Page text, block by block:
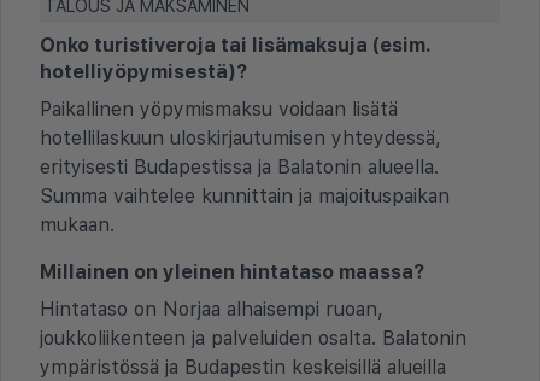
TALOUS JA MAKSAMINEN
Onko turistiveroja tai lisämaksuja (esim.
hotelliyöpymisestä)?
Paikallinen yöpymismaksu voidaan lisätä
hotellilaskuun uloskirjautumisen yhteydessä,
erityisesti Budapestissa ja Balatonin alueella.
Summa vaihtelee kunnittain ja majoituspaikan
mukaan.
Millainen on yleinen hintataso maassa?
Hintataso on Norjaa alhaisempi ruoan,
joukkoliikenteen ja palveluiden osalta. Balatonin
ympäristössä ja Budapestin keskeisillä alueilla